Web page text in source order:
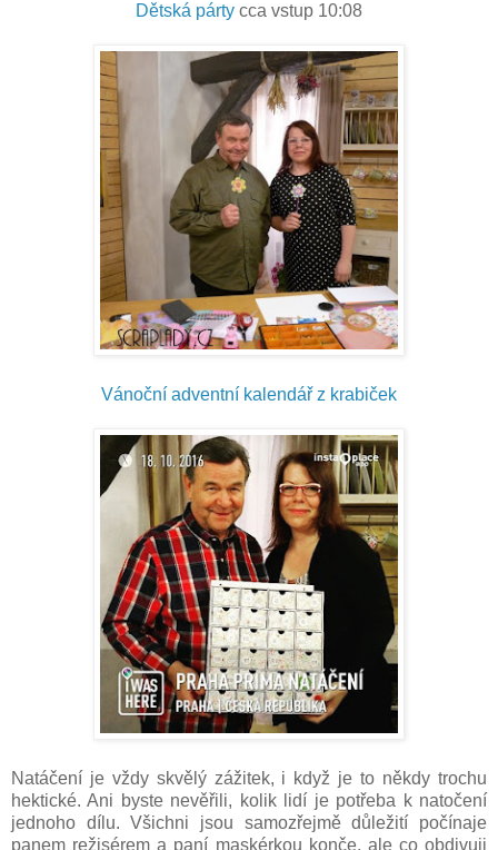
Dětská párty cca vstup 10:08
Vánoční adventní kalendář z krabiček
Natáčení je vždy skvělý zážitek, i když je to někdy trochu
hektické. Ani byste nevěřili, kolik lidí je potřeba k natočení
jednoho dílu. Všichni jsou samozřejmě důležití počínaje
panem režisérem a paní maskérkou konče, ale co obdivuji